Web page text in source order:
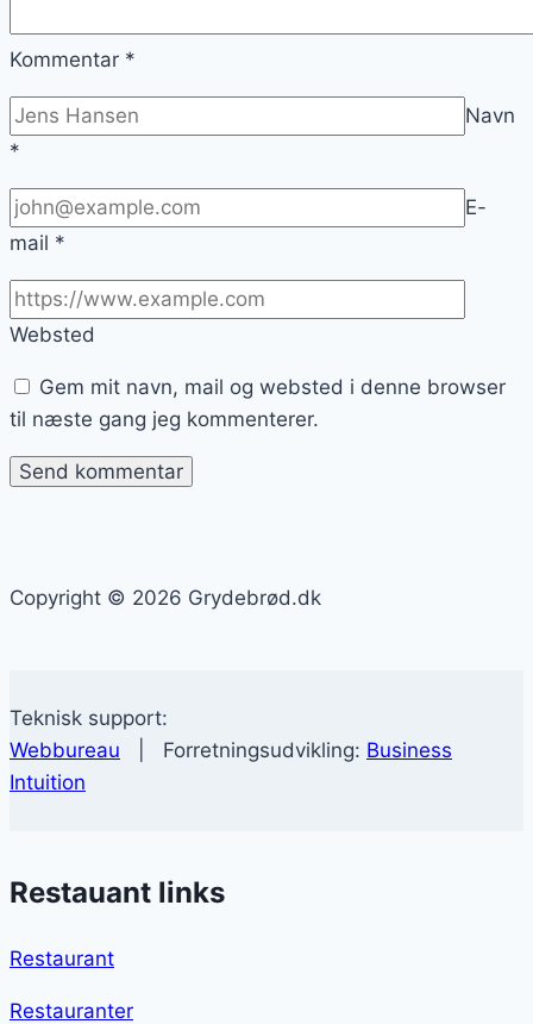
Kommentar *
Navn
*
E-
mail *
Websted
Gem mit navn, mail og websted i denne browser
til næste gang jeg kommenterer.
Copyright © 2026 Grydebrød.dk
Teknisk support:
Webbureau | Forretningsudvikling: Business
Intuition
Restauant links
Restaurant
Restauranter